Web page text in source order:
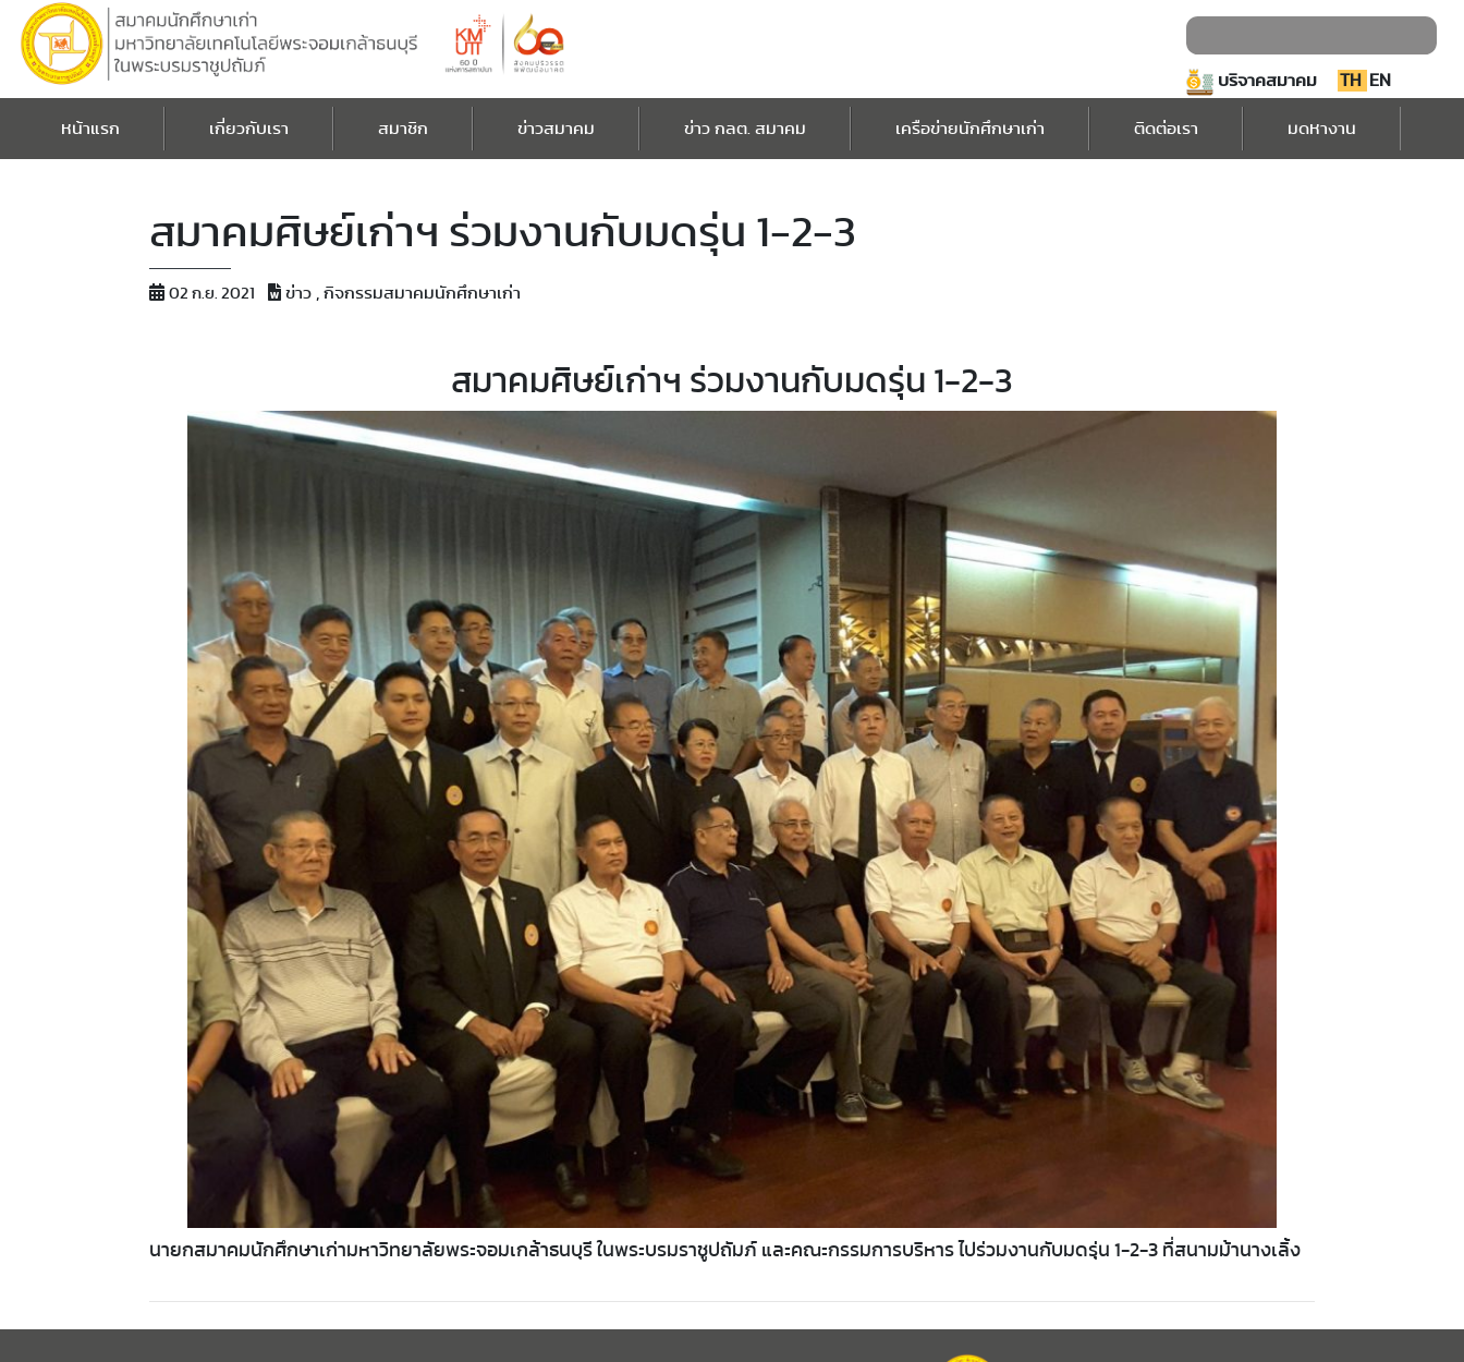
บริจาคสมาคม TH EN
หน้าแรก เกี่ยวกับเรา สมาชิก ข่าวสมาคม ข่าว กลต. สมาคม เครือข่ายนักศึกษาเก่า ติดต่อเรา มดหางาน
สมาคมศิษย์เก่าฯ ร่วมงานกับมดรุ่น 1-2-3
02 ก.ย. 2021 ข่าว , กิจกรรมสมาคมนักศึกษาเก่า
สมาคมศิษย์เก่าฯ ร่วมงานกับมดรุ่น 1-2-3
นายกสมาคมนักศึกษาเก่ามหาวิทยาลัยพระจอมเกล้าธนบุรี ในพระบรมราชูปถัมภ์ และคณะกรรมการบริหาร ไปร่วมงานกับมดรุ่น 1-2-3 ที่สนามม้านางเลิ้ง